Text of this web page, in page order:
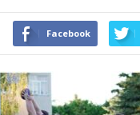
Facebook